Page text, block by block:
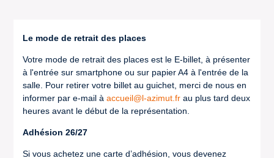
Le mode de retrait des places
Votre mode de retrait des places est le E-billet, à présenter
à l'entrée sur smartphone ou sur papier A4 à l'entrée de la
salle. Pour retirer votre billet au guichet, merci de nous en
informer par e-mail à accueil@l-azimut.fr au plus tard deux
heures avant le début de la représentation.
Adhésion 26/27
Si vous achetez une carte d’adhésion, vous devenez